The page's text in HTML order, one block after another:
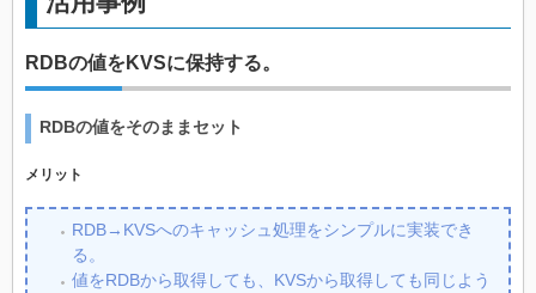
RDBの値をKVSに保持する。
RDBの値をそのままセット
メリット
RDB→KVSへのキャッシュ処理をシンプルに実装でき
る。
値をRDBから取得しても、KVSから取得しても同じよう